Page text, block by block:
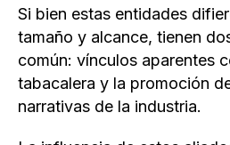
Si bien estas entidades
tamaño y alcance, tienen
común: vínculos aparentes
tabacalera y la promoción
narrativas de la industria.